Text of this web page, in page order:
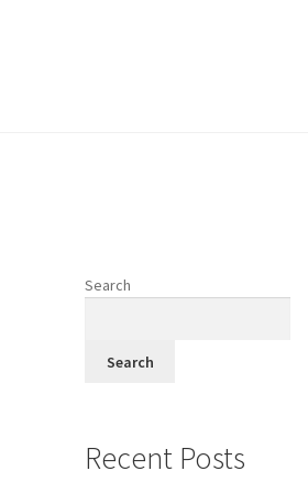
Search
Search
Recent Posts